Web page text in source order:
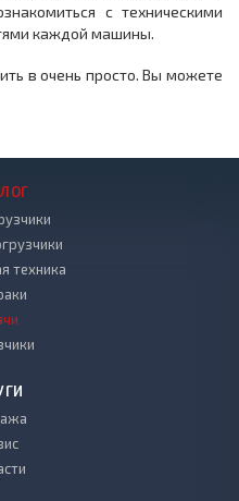
с техническими
каждой машины.
в очень просто. Вы можете
техника